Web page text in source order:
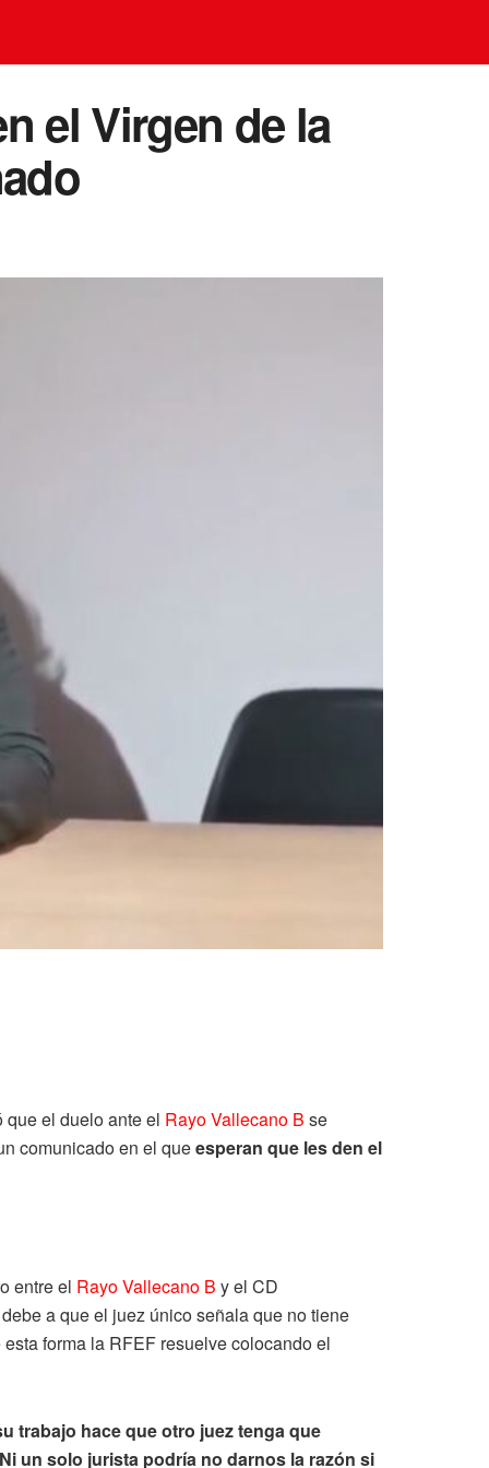
el Virgen de la
que el duelo ante el Rayo Vallecano B se
comunicado en el queesperan que les den el
entre el Rayo Vallecano B y el CD
a que el juez único señala que no tiene
esta forma la RFEF resuelve colocando el
trabajo hace que otro juez tenga que
un solo jurista podría no darnos la razón si